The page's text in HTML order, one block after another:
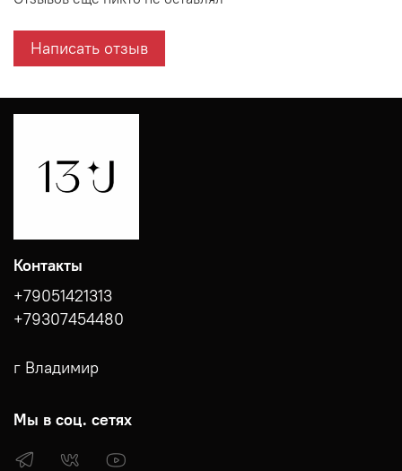
Написать отзыв
Контакты
+79051421313
+79307454480
г Владимир
Мы в соц. сетях